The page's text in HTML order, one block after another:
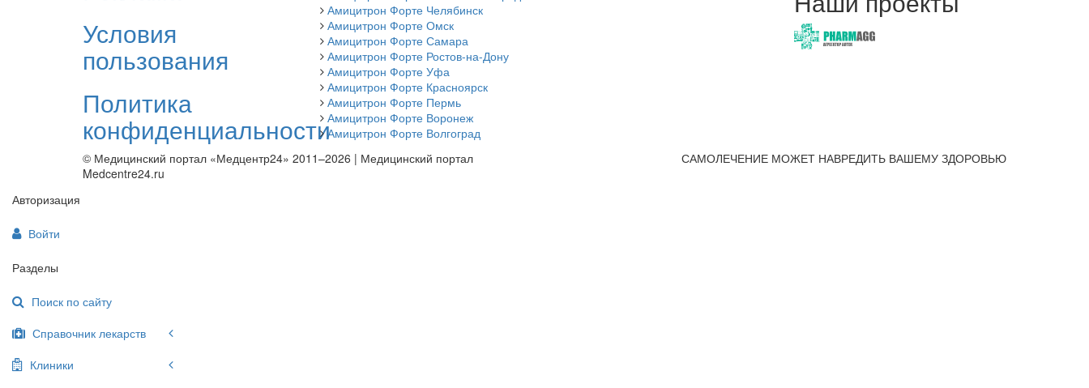
Условия
пользования
Политика
конфиденциальности
Амицитрон Форте Челябинск
Амицитрон Форте Омск
Амицитрон Форте Самара
Амицитрон Форте Ростов-на-Дону
Амицитрон Форте Уфа
Амицитрон Форте Красноярск
Амицитрон Форте Пермь
Амицитрон Форте Воронеж
Амицитрон Форте Волгоград
© Медицинский портал «Медцентр24» 2011–2026 | Медицинский портал
Medcentre24.ru
САМОЛЕЧЕНИЕ МОЖЕТ НАВРЕДИТЬ ВАШЕМУ ЗДОРОВЬЮ
Авторизация
Войти
Разделы
Поиск по сайту
Справочник лекарств
Клиники